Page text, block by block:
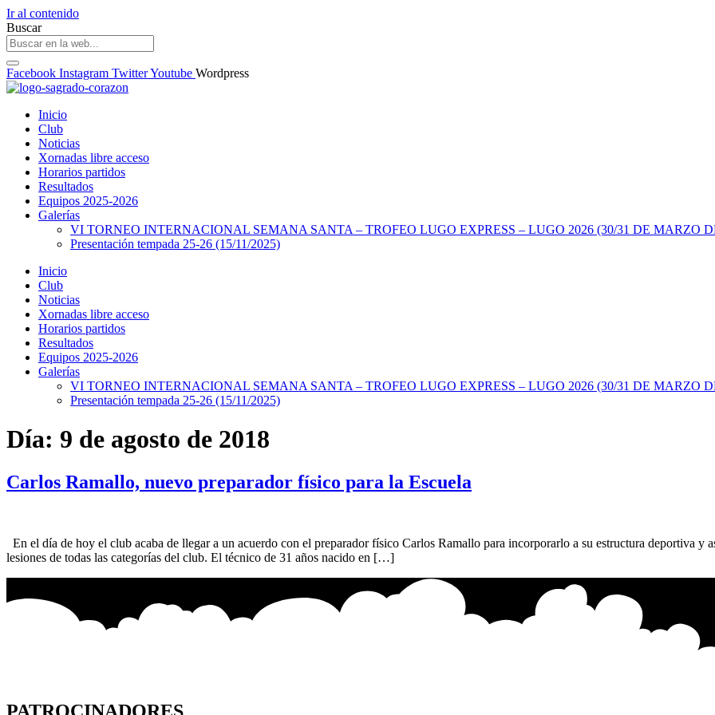
Ir al contenido
Buscar
Facebook Instagram TwitterYoutube Wordpress
Inicio
Club
Noticias
Xornadas libre acceso
Horarios partidos
Resultados
Equipos 2025-2026
Galerías
VI TORNEO INTERNACIONAL SEMANA SANTA – TROFEO LUGO EXPRESS – LUGO 2026 (30/31 DE MARZO
Presentación tempada 25-26 (15/11/2025)
Inicio
Club
Noticias
Xornadas libre acceso
Horarios partidos
Resultados
Equipos 2025-2026
Galerías
VI TORNEO INTERNACIONAL SEMANA SANTA – TROFEO LUGO EXPRESS – LUGO 2026 (30/31 DE MARZO
Presentación tempada 25-26 (15/11/2025)
Día: 9 de agosto de 2018
Carlos Ramallo, nuevo preparador físico para la Escuela
En el día de hoy el club acaba de llegar a un acuerdo con el preparador físico Carlos Ramallo para incorporarlo a su estructura deportiva y
lesiones de todas las categorías del club. El técnico de 31 años nacido en […]